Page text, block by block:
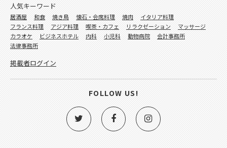
人気キーワード
居酒屋 和食 焼き鳥 懐石・会席料理 焼肉
イタリア料理
フランス料理
アジア料理 喫茶・カフェ リラクゼーション
マッサージ
カラオケ
ビジネスホテル 内科 小児科 動物病院
会計事務所
法律事務所
掲載者ログイン
FOLLOW US!